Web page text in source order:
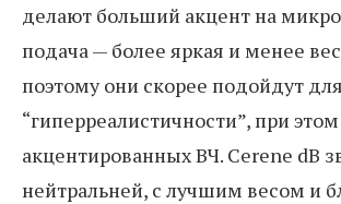
делают больший акцент на
подача — более яркая и менее
поэтому они скорее подойдут
“гиперреалистичности”, при
акцентированных ВЧ. Cerene dB
нейтральней, с лучшим весом и